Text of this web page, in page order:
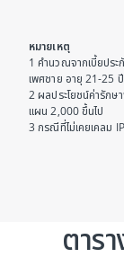
หมายเหตุ
1 คำนวณจากเบี้ยปร
เพศชาย อายุ 21-25 ปี
2 ผลประโยชน์ค่ารัก
แผน 2,000 ขึ้นไป
3 กรณีที่ไม่เคยเคลม
ตาร